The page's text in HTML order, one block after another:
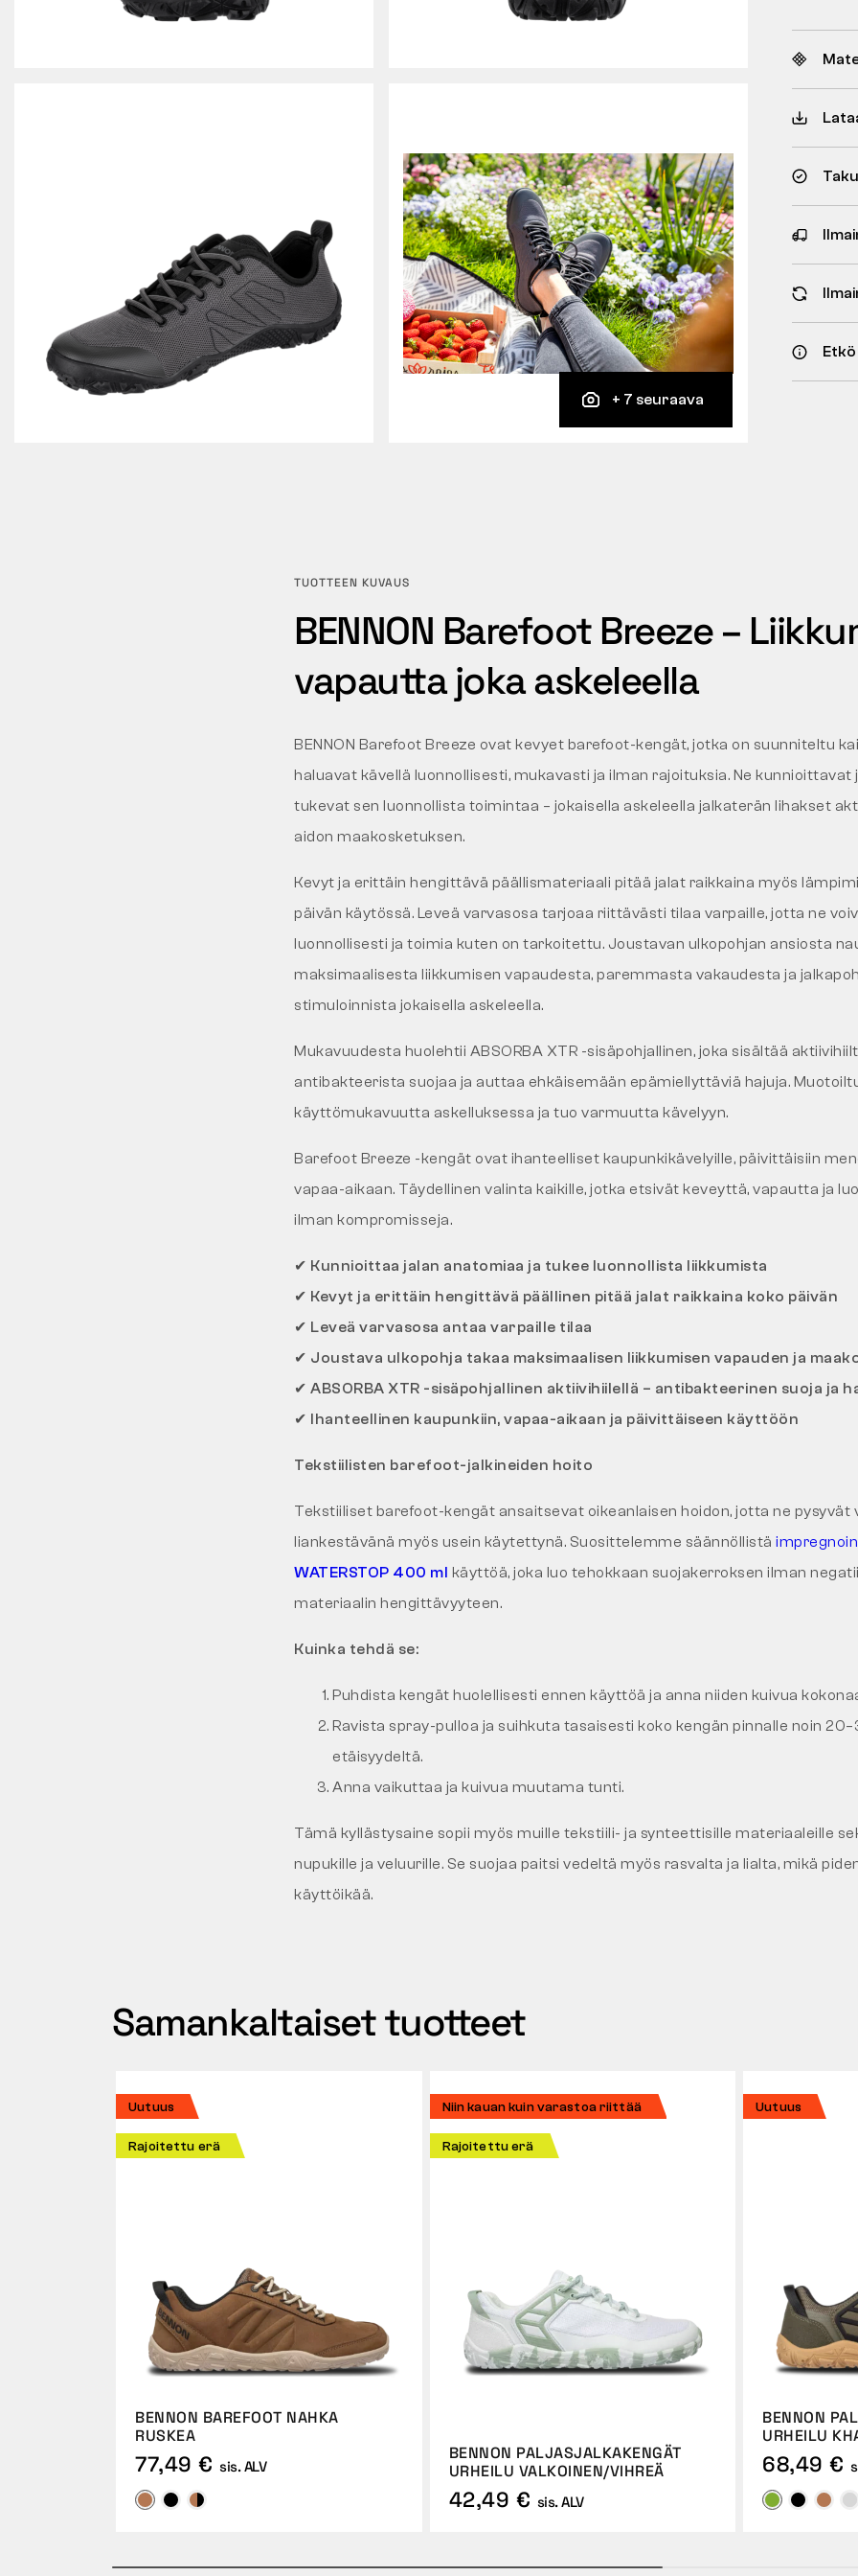
+ 7 seuraava
TUOTTEEN KUVAUS
BENNON Barefoot Breeze –
vapautta joka askeleella
BENNON Barefoot Breeze ovat kevyet barefoot-kengät, jotka on suunniteltu
haluavat kävellä luonnollisesti, mukavasti ja ilman rajoituksia. Ne kunnioittavat
tukevat sen luonnollista toimintaa – jokaisella askeleella jalkaterän lihakset
aidon maakosketuksen.
Kevyt ja erittäin hengittävä päällismateriaali pitää jalat raikkaina myös
päivän käytössä. Leveä varvasosa tarjoaa riittävästi tilaa varpaille, jotta ne
luonnollisesti ja toimia kuten on tarkoitettu. Joustavan ulkopohjan ansiosta
maksimaalisesta liikkumisen vapaudesta, paremmasta vakaudesta ja
stimuloinnista jokaisella askeleella.
Mukavuudesta huolehtii ABSORBA XTR -sisäpohjallinen, joka sisältää
antibakteerista suojaa ja auttaa ehkäisemään epämiellyttäviä hajuja.
käyttömukavuutta askelluksessa ja tuo varmuutta kävelyyn.
Barefoot Breeze -kengät ovat ihanteelliset kaupunkikävelyille, päivittäisiin
vapaa-aikaan. Täydellinen valinta kaikille, jotka etsivät keveyttä, vapautta ja
ilman kompromisseja.
✔ Kunnioittaa jalan anatomiaa ja tukee luonnollista liikkumista
✔ Kevyt ja erittäin hengittävä päällinen pitää jalat raikkaina koko päivän
✔ Leveä varvasosa antaa varpaille tilaa
✔ Joustava ulkopohja takaa maksimaalisen liikkumisen vapauden ja
✔ ABSORBA XTR -sisäpohjallinen aktiivihiilellä – antibakteerinen suoja ja
✔ Ihanteellinen kaupunkiin, vapaa-aikaan ja päivittäiseen käyttöön
Tekstiilisten barefoot-jalkineiden hoito
Tekstiiliset barefoot-kengät ansaitsevat oikeanlaisen hoidon, jotta ne pysyvät
liankestävänä myös usein käytettynä. Suosittelemme säännöllistä
WATERSTOP 400 ml käyttöä, joka luo tehokkaan suojakerroksen ilman
materiaalin hengittävyyteen.
Kuinka tehdä se:
Puhdista kengät huolellisesti ennen käyttöä ja anna niiden kuivua
Ravista spray-pulloa ja suihkuta tasaisesti koko kengän pinnalle noin
etäisyydeltä.
Anna vaikuttaa ja kuivua muutama tunti.
Tämä kyllästysaine sopii myös muille tekstiili- ja synteettisille materiaaleille
nupukille ja veluurille. Se suojaa paitsi vedeltä myös rasvalta ja lialta, mikä
käyttöikää.
Samankaltaiset tuotteet
Uutuus
Rajoitettu erä
BENNON BAREFOOT NAHKA
RUSKEA
77,49 € sis. ALV
Niin kauan kuin varastoa riittää
Rajoitettu erä
BENNON PALJASJALKAKENGÄT
URHEILU VALKOINEN/VIHREÄ
42,49 € sis. ALV
Uutuus
BENNON
URHEILU
68,49 €